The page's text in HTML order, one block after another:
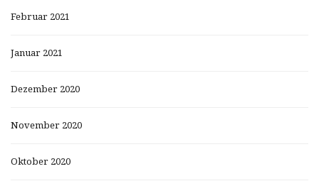
Februar 2021
Januar 2021
Dezember 2020
November 2020
Oktober 2020